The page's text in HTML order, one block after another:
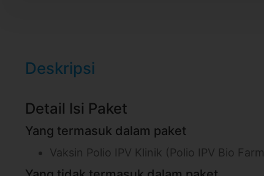
Deskripsi
Detail Isi Paket
Yang termasuk dalam paket
Vaksin Polio IPV Klinik (Polio IPV Bio